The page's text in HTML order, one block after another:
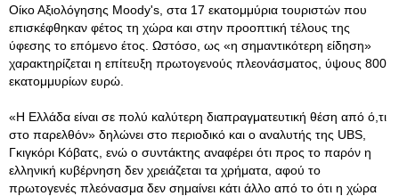
Οίκο Αξιολόγησης Moody's, στα 17 εκατομμύρια τουριστών που
επισκέφθηκαν φέτος τη χώρα και στην προοπτική τέλους της
ύφεσης το επόμενο έτος. Ωστόσο, ως «η σημαντικότερη είδηση»
χαρακτηρίζεται η επίτευξη πρωτογενούς πλεονάσματος, ύψους 800
εκατομμυρίων ευρώ.
«Η Ελλάδα είναι σε πολύ καλύτερη διαπραγματευτική θέση από ό,τι
στο παρελθόν» δηλώνει στο περιοδικό και ο αναλυτής της UBS,
Γκιγκόρι Κόβατς, ενώ ο συντάκτης αναφέρει ότι προς το παρόν η
ελληνική κυβέρνηση δεν χρειάζεται τα χρήματα, αφού το
πρωτογενές πλεόνασμα δεν σημαίνει κάτι άλλο από το ότι η χώρα